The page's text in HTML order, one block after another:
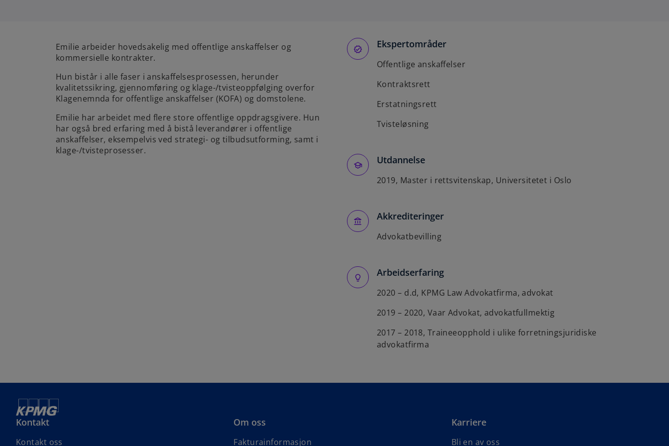
i
n
e
w
t
a
b
Emilie arbeider hovedsakelig med offentlige anskaffelser og
kommersielle kontrakter.
Hun bistår i alle faser i anskaffelsesprosessen, herunder
kvalitetssikring, gjennomføring og klage-/tvisteoppfølging overfor
Klagenemnda for offentlige anskaffelser (KOFA) og domstolene.
Emilie har arbeidet med flere store offentlige oppdragsgivere. Hun
har også bred erfaring med å bistå leverandører i offentlige
anskaffelser, eksempelvis ved strategi- og tilbudsutforming, samt i
klage-/tvisteprosesser.
Ekspertområder
Offentlige anskaffelser
Kontraktsrett
Erstatningsrett
Tvisteløsning
Utdannelse
2019, Master i rettsvitenskap, Universitetet i Oslo
Akkrediteringer
Advokatbevilling
Arbeidserfaring
2020 – d.d, KPMG Law Advokatfirma, advokat
2019 – 2020, Vaar Advokat, advokatfullmektig
2017 – 2018, Traineeopphold i ulike forretningsjuridiske
advokatfirma
Kontakt
Kontakt oss
Om oss
Fakturainformasjon
Karriere
Bli en av oss